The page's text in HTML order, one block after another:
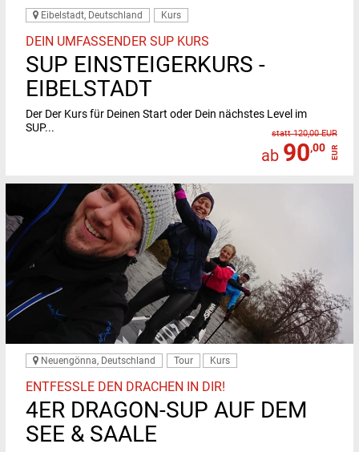
Eibelstadt, Deutschland Kurs
DEIN UMFASSENDER SUP KURS
SUP EINSTEIGERKURS -
EIBELSTADT
Der Der Kurs für Deinen Start oder Dein nächstes Level im
SUP...
statt 120,00 EUR
ab 90,00 EUR
Neuengönna, Deutschland Tour Kurs
ENTFESSLE DEN DRACHEN IN DIR!
4ER DRAGON-SUP AUF DEM
SEE & SAALE